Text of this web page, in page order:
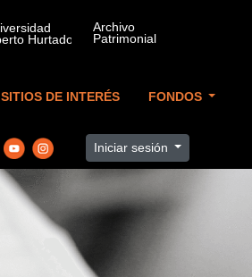
SITIOS DE INTERÉS FONDOS
Iniciar sesión